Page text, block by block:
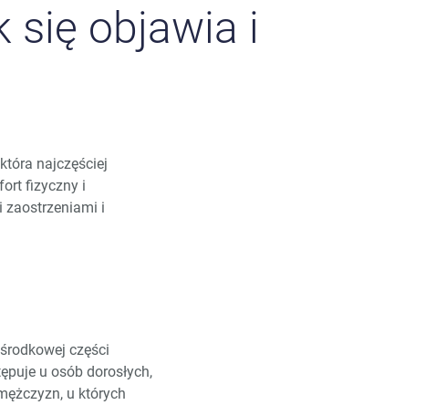
się objawia i
najczęściej
fizyczny i
zaostrzeniami i
części
u osób dorosłych,
u których